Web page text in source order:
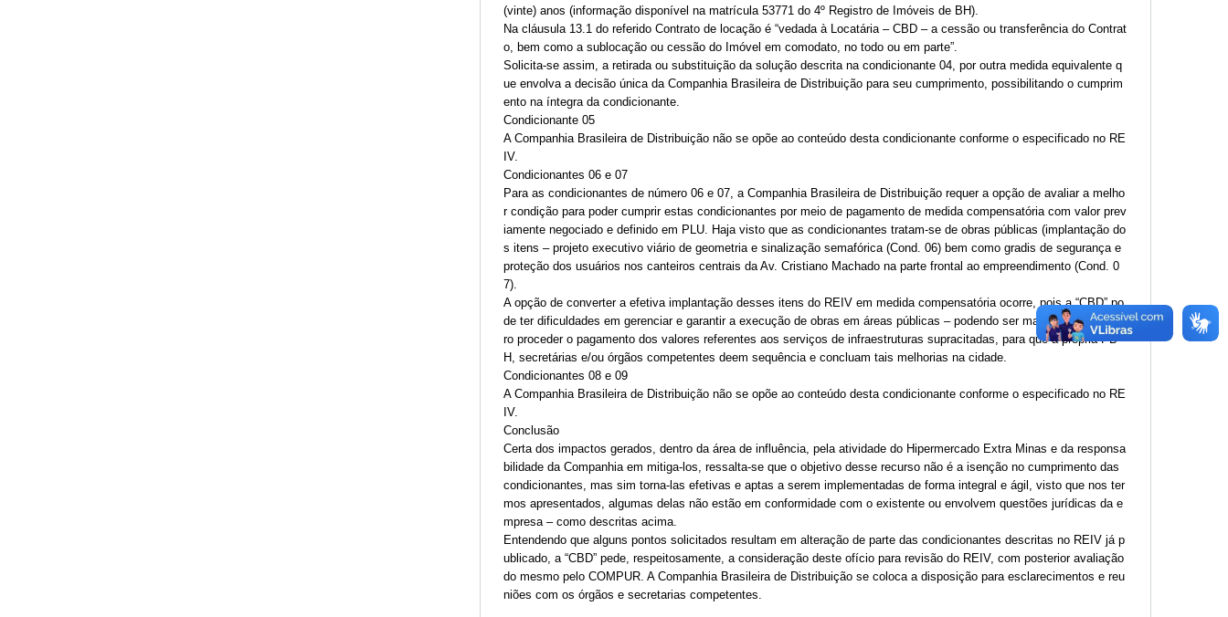
(vinte) anos (informação disponível na matrícula 53771 do 4º Registro de Imóveis de BH).
Na cláusula 13.1 do referido Contrato de locação é “vedada à Locatária – CBD – a cessão ou transferência do Contrat
o, bem como a sublocação ou cessão do Imóvel em comodato, no todo ou em parte”.
Solicita-se assim, a retirada ou substituição da solução descrita na condicionante 04, por outra medida equivalente q
ue envolva a decisão única da Companhia Brasileira de Distribuição para seu cumprimento, possibilitando o cumprim
ento na íntegra da condicionante.
Condicionante 05
A Companhia Brasileira de Distribuição não se opõe ao conteúdo desta condicionante conforme o especificado no RE
IV.
Condicionantes 06 e 07
Para as condicionantes de número 06 e 07, a Companhia Brasileira de Distribuição requer a opção de avaliar a melho
r condição para poder cumprir estas condicionantes por meio de pagamento de medida compensatória com valor prev
iamente negociado e definido em PLU. Haja visto que as condicionantes tratam-se de obras públicas (implantação do
s itens – projeto executivo viário de geometria e sinalização semafórica (Cond. 06) bem como gradis de segurança e
proteção dos usuários nos canteiros centrais da Av. Cristiano Machado na parte frontal ao empreendimento (Cond. 0
7).
A opção de converter a efetiva implantação desses itens do REIV em medida compensatória ocorre, pois a “CBD” po
de ter dificuldades em gerenciar e garantir a execução de obras em áreas públicas – podendo ser mais efetivo e segu
ro proceder o pagamento dos valores referentes aos serviços de infraestruturas supracitadas, para que a própria PB
H, secretárias e/ou órgãos competentes deem sequência e concluam tais melhorias na cidade.
Condicionantes 08 e 09
A Companhia Brasileira de Distribuição não se opõe ao conteúdo desta condicionante conforme o especificado no RE
IV.
Conclusão
Certa dos impactos gerados, dentro da área de influência, pela atividade do Hipermercado Extra Minas e da responsa
bilidade da Companhia em mitiga-los, ressalta-se que o objetivo desse recurso não é a isenção no cumprimento das
condicionantes, mas sim torna-las efetivas e aptas a serem implementadas de forma integral e ágil, visto que nos ter
mos apresentados, algumas delas não estão em conformidade com o existente ou envolvem questões jurídicas da e
mpresa – como descritas acima.
Entendendo que alguns pontos solicitados resultam em alteração de parte das condicionantes descritas no REIV já p
ublicado, a “CBD” pede, respeitosamente, a consideração deste ofício para revisão do REIV, com posterior avaliação
do mesmo pelo COMPUR. A Companhia Brasileira de Distribuição se coloca a disposição para esclarecimentos e reu
niões com os órgãos e secretarias competentes.